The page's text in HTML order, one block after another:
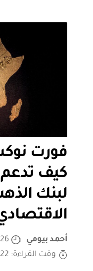
فورت
كيف تدعم
لبنك
أحمد بيومي
وقت القراءة: 22 دقيقة